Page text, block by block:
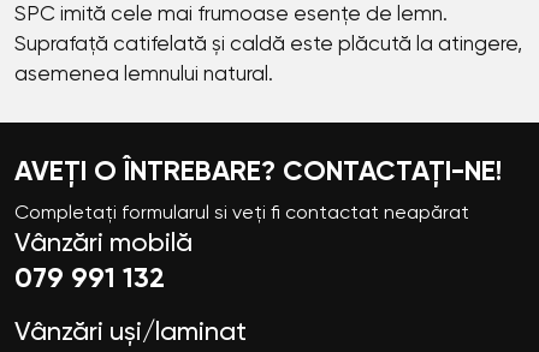
SPC imită cele mai frumoase esențe de lemn.
Suprafață catifelată și caldă este plăcută la atingere,
asemenea lemnului natural.
AVEȚI O ÎNTREBARE? CONTACTAȚI-NE!
Completați formularul si veți fi contactat neapărat
Vânzări mobilă
079 991 132
Vânzări uși/laminat